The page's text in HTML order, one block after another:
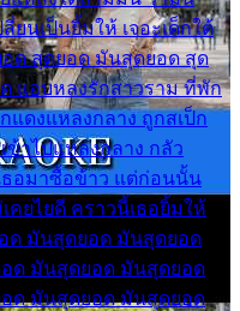
นเป็นยิ้มให้ เจอะเด็กใต้
อด สุดยอด มันสุดยอด สุด
แอบหลงรักสาวราม ที่พัก
แดงแหลงกลาง ถูกสเป็ก
ข้าไปแหลงกลาง กลัว
ธอมาซื้อข้าว แต่ก่อนนั้น
คยไยดี คราวนี้เธอยิ้มให้
ด มันสุดยอด มันสุดยอด
ด มันสุดยอด มันสุดยอด
ด มันสุดยอด มันสุดยอด